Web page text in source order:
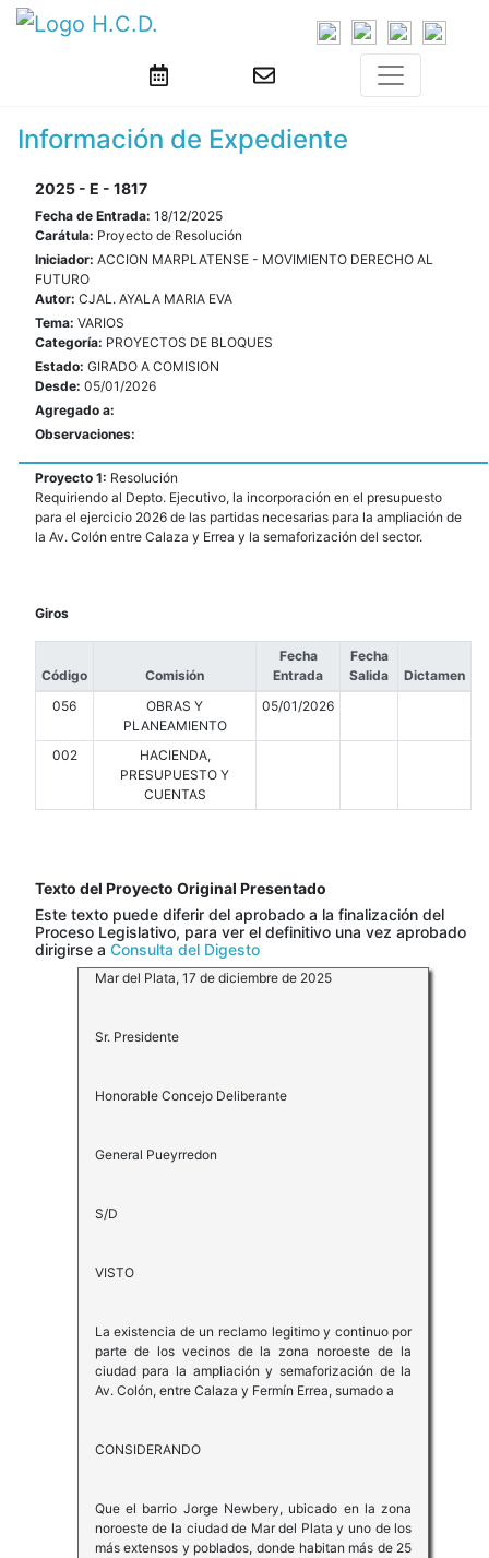
Información de Expediente
2025 - E - 1817
Fecha de Entrada: 18/12/2025
Carátula: Proyecto de Resolución
Iniciador: ACCION MARPLATENSE - MOVIMIENTO DERECHO AL
FUTURO
Autor: CJAL. AYALA MARIA EVA
Tema: VARIOS
Categoría: PROYECTOS DE BLOQUES
Estado: GIRADO A COMISION
Desde: 05/01/2026
Agregado a:
Observaciones:
Proyecto 1: Resolución
Requiriendo al Depto. Ejecutivo, la incorporación en el presupuesto
para el ejercicio 2026 de las partidas necesarias para la ampliación de
la Av. Colón entre Calaza y Errea y la semaforización del sector.
Giros
Código Comisión
Fecha
Entrada
Fecha
Salida
Dictamen
056
OBRAS Y
PLANEAMIENTO
05/01/2026
002
HACIENDA,
PRESUPUESTO Y
CUENTAS
Texto del Proyecto Original Presentado
Este texto puede diferir del aprobado a la finalización del
Proceso Legislativo, para ver el definitivo una vez aprobado
dirigirse a Consulta del Digesto
Mar del Plata, 17 de diciembre de 2025
Sr. Presidente
Honorable Concejo Deliberante
General Pueyrredon
S/D
VISTO
La existencia de un reclamo legitimo y continuo por
parte de los vecinos de la zona noroeste de la
ciudad para la ampliación y semaforización de la
Av. Colón, entre Calaza y Fermín Errea, sumado a
CONSIDERANDO
Que el barrio Jorge Newbery, ubicado en la zona
noroeste de la ciudad de Mar del Plata y uno de los
más extensos y poblados, donde habitan más de 25